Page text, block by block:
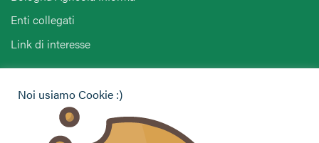
Enti collegati
Link di interesse
Vuoi contattarci per ricevere assistenza, lasciare un
commento o chiedere informazioni?
Noi usiamo Cookie :)